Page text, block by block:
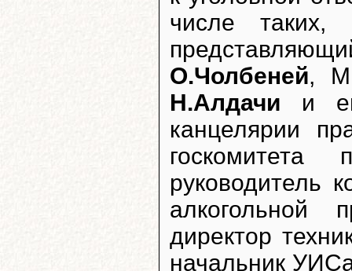
числе
О.Чолбеней,
Н.Алдачи и
канцелярии
руководитель
алкогольной
директор
начальник